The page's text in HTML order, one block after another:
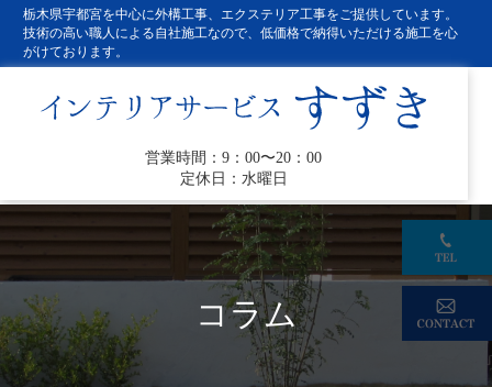
栃木県宇都宮を中心に外構工事、エクステリア工事をご提供しています。
技術の高い職人による自社施工なので、低価格で納得いただける施工を心
がけております。
営業時間：9：00〜20：00
定休日：水曜日
コラム